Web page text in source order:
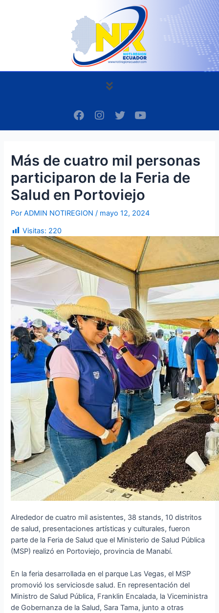
Menú
F
a
c
o
k
I
n
s
g
a
m
T
w
i
e
r
Y
o
u
b
e
Más de cuatro mil personas
participaron de la Feria de
Salud en Portoviejo
PorADMIN NOTIREGION/ mayo 12, 2024
Visitas: 220
Alrededor de cuatro mil asistentes, 38 stands, 10 distritos
de salud, presentaciones artísticas y culturales, fueron
parte de la Feria de Salud que el Ministerio de Salud Pública
(MSP) realizó en Portoviejo, provincia de Manabí.
En la feria desarrollada en el parque Las Vegas, el MSP
promovió los serviciosde salud. En representación del
Ministro de Salud Pública, Franklin Encalada, la Viceministra
de Gobernanza de la Salud, Sara Tama, junto a otras